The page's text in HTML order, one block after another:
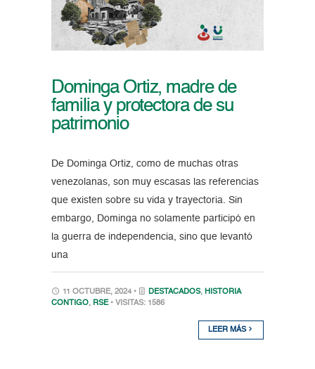
Dominga Ortiz, madre de
familia y protectora de su
patrimonio
De Dominga Ortiz, como de muchas otras
venezolanas, son muy escasas las referencias
que existen sobre su vida y trayectoria. Sin
embargo, Dominga no solamente participó en
la guerra de independencia, sino que levantó
una
11 OCTUBRE, 2024 • DESTACADOS, HISTORIA
CONTIGO, RSE • VISITAS: 1586
LEER MÁS